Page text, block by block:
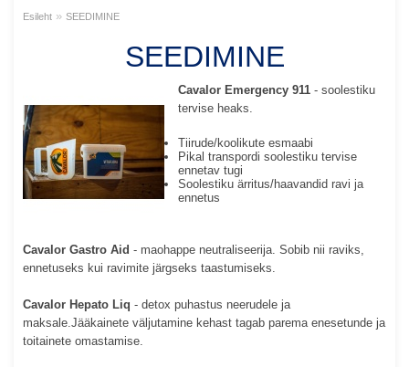
Esileht » SEEDIMINE
SEEDIMINE
Cavalor Emergency 911 - soolestiku
tervise heaks.
Tiirude/koolikute esmaabi
Pikal transpordi soolestiku tervise
ennetav tugi
Soolestiku ärritus/haavandid ravi ja
ennetus
Cavalor Gastro Aid - maohappe neutraliseerija. Sobib nii raviks,
ennetuseks kui ravimite järgseks taastumiseks.
Cavalor Hepato Liq - detox puhastus neerudele ja
maksale.Jääkainete väljutamine kehast tagab parema enesetunde ja
toitainete omastamise.